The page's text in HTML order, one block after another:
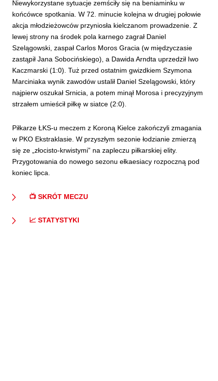
Niewykorzystane sytuacje zemściły się na beniaminku w
końcówce spotkania. W 72. minucie kolejna w drugiej połowie
akcja młodzieżowców przyniosła kielczanom prowadzenie. Z
lewej strony na środek pola karnego zagrał Daniel
Szelągowski, zaspał Carlos Moros Gracia (w międzyczasie
zastąpił Jana Sobocińskiego), a Dawida Arndta uprzedził Iwo
Kaczmarski (1:0). Tuż przed ostatnim gwizdkiem Szymona
Marciniaka wynik zawodów ustalił Daniel Szelągowski, który
najpierw oszukał Srnicia, a potem minął Morosa i precyzyjnym
strzałem umieścił piłkę w siatce (2:0).
Piłkarze ŁKS-u meczem z Koroną Kielce zakończyli zmagania
w PKO Ekstraklasie. W przyszłym sezonie łodzianie zmierzą
się ze „złocisto-krwistymi” na zapleczu piłkarskiej elity.
Przygotowania do nowego sezonu ełkaesiacy rozpoczną pod
koniec lipca.
📺 SKRÓT MECZU
📈 STATYSTYKI